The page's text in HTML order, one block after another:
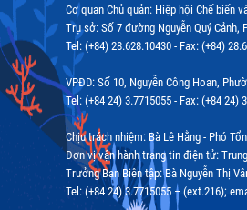
Cơ quan Chủ quản: Hiệp hội Chế biến
Trụ sở: Số 7 đường Nguyễn Quý Cảnh,
Tel: (+84) 28.628.10430 - Fax: (+84)
VPĐD: Số 10, Nguyễn Công Hoan,
Tel: (+84 24) 3.7715055 - Fax: (+84 24)
Chịu trách nhiệm: Bà Lê Hằng - Phó
Đơn vị vận hành trang tin điện tử: Trung
Trưởng Ban Biên tập: Bà Nguyễn Thị
Tel: (+84 24) 3.7715055 – (ext.216);